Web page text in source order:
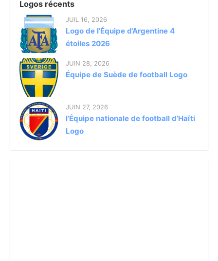
Logos récents
JUIL 16, 2026
Logo de l’Équipe d’Argentine 4
étoiles 2026
JUIN 28, 2026
Équipe de Suède de football Logo
JUIN 27, 2026
l’Équipe nationale de football d’Haïti
Logo